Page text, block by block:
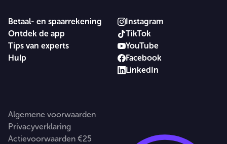
Betaal- en spaarrekening
Ontdek de app
Tips van experts
Hulp
Instagram
TikTok
YouTube
Facebook
LinkedIn
Algemene voorwaarden
Privacyverklaring
Actievoorwaarden €25